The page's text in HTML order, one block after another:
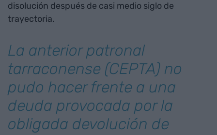
disolución después de casi medio siglo de
trayectoria.
La anterior patronal
tarraconense (CEPTA) no
pudo hacer frente a una
deuda provocada por la
obligada devolución de